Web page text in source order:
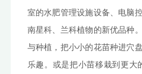
室的水肥管理设施设备、电脑
南星科、兰科植物的新优品种
与种植，把小小的花苗种进穴
乐趣。或是把小苗移栽到更大